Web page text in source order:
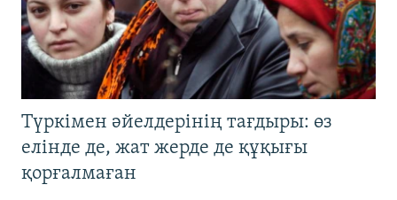
Түркімен әйелдерінің тағдыры: өз
елінде де, жат жерде де құқығы
қорғалмаған